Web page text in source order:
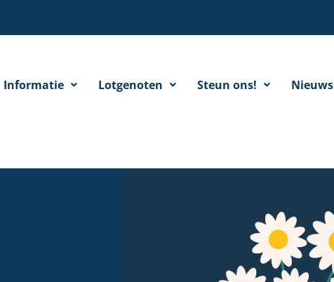
Informatie Lotgenoten Steun ons! Nieuws